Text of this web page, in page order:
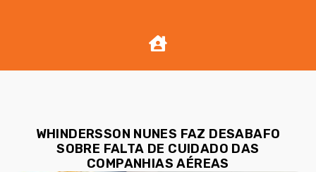
WHINDERSSON NUNES FAZ DESABAFO
SOBRE FALTA DE CUIDADO DAS
COMPANHIAS AÉREAS